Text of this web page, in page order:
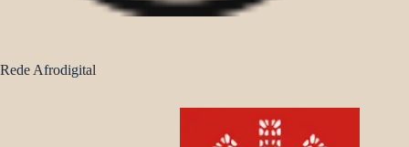
Rede Afrodigital